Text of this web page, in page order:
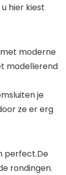
hier kiest
moderne
modellerend
je
ze er erg
perfect.De
rondingen.